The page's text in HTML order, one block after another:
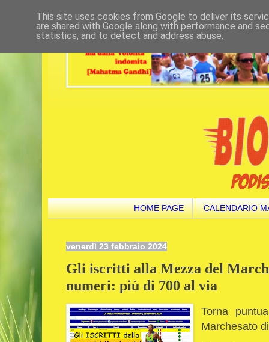
HOME PAGE CALENDARIO
venerdì 23 febbraio 2024
Gli iscritti alla Mezza del
numeri: più di 700 al via
Torna
Marchesato
This site uses cookies from Google to deliver its
are shared with Google along with performance and
statistics, and to detect and address abuse.